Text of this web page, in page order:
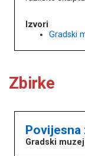
Izvori
Gradski
Zbirke
Povijesna
Gradski